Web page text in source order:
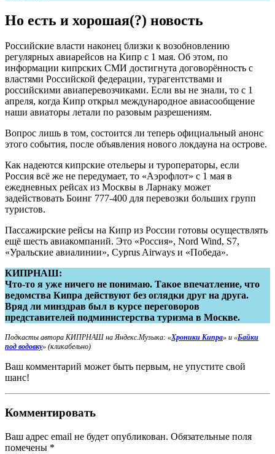
Но есть и хорошая(?) новость
Российские власти наконец близки к возобновлению
регулярных авиарейсов на Кипр с 1 мая. Об этом, по
информации кипрских СМИ достигнута договорённость с
властями Российской федерации, турагентствами и
российскими авиаперевозчиками. Если вы не знали, то с 1
апреля, когда Кипр открыл международное авиасообщение
наши авиаторы летали по разовым разрешениям.
Вопрос лишь в том, состоится ли теперь официальный анонс
этого события, после объявления нового локдауна на острове.
Как надеются кипрские отельеры и туроператоры, если
Россия всё же не передумает, то «Аэрофлот» с 1 мая в
ежедневных рейсах из Москвы в Ларнаку может
задействовать Боинг 777-400 для перевозки больших групп
туристов.
Пассажирские рейсы на Кипр из России готовы осуществлять
ещё шесть авиакомпаний. Это «Россия», Nord Wind, S7,
«Уральские авиалинии», Cyprus Airways и «Победа».
КИПРНАШ:
Что-то я уже ничего не понимаю. Такое впечатление, что
ведомства Кипра действуют без оглядки друг на друга.
Вряд ли минздрав был в курсе переговоров
представителей подминистерства туризма в Москве.
Подкасты автора КИПРНАШ на Яндекс.Музыка: «Хроники Кипра» и «Байки
под водовку» (кликабельно)
Ваш комментарий может быть первым, не упустите свой
шанс!
Комментировать
Ваш адрес email не будет опубликован. Обязательные поля
помечены *